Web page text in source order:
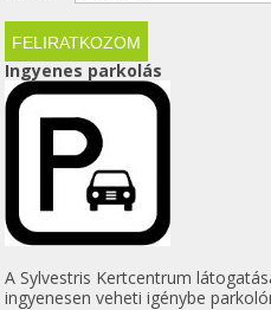
Ingyenes parkolás
A Sylvestris Kertcentrum
ingyenesen veheti igénybe